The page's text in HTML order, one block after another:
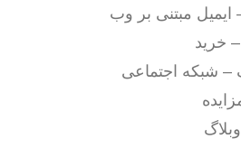
ایمیل مبتنی بر وب
– خرید
– شبکه اجتماعی